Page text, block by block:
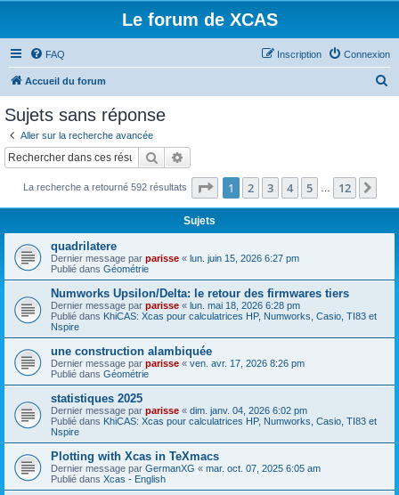
Le forum de XCAS
FAQ Connexion
Inscription
Accueil du forum
c
Sujets sans réponse
Aller sur la recherche avancée
Rechercher
La recherche a retourné 592 résultats Page 1sur12
1 2 3 4 5 12
Sujets
quadrilatere
Dernier message par parisse « lun. juin 15, 2026 6:27 pm
Publié dans Géométrie
Numworks Upsilon/Delta: le retour des firmwares tiers
Dernier message par parisse « lun. mai 18, 2026 6:28 pm
Publié dans KhiCAS: Xcas pour calculatrices HP, Numworks, Casio, TI83 et
Nspire
une construction alambiquée
Dernier message par parisse « ven. avr. 17, 2026 8:26 pm
Publié dans Géométrie
statistiques 2025
Dernier message par parisse « dim. janv. 04, 2026 6:02 pm
Publié dans KhiCAS: Xcas pour calculatrices HP, Numworks, Casio, TI83 et
Nspire
Plotting with Xcas in TeXmacs
Dernier message par GermanXG « mar. oct. 07, 2025 6:05 am
Publié dans Xcas - English